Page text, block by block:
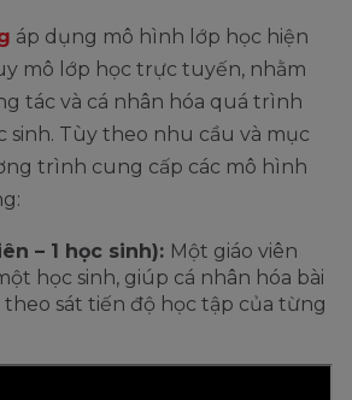
áp dụng mô hình lớp học hiện
mô lớp học trực tuyến, nhằm
tác và cá nhân hóa quá trình
sinh. Tùy theo nhu cầu và mục
trình cung cấp các mô hình
– 1 học sinh): Một giáo viên
học sinh, giúp cá nhân hóa bài
theo sát tiến độ học tập của từng